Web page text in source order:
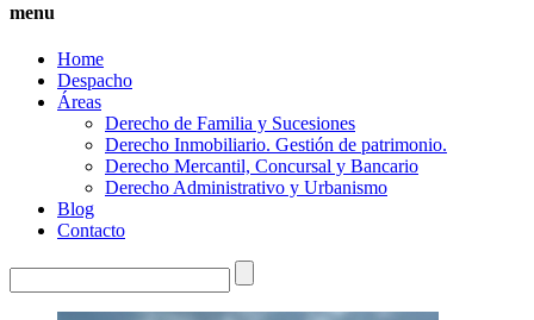
menu
Home
Despacho
Áreas
Derecho de Familia y Sucesiones
Derecho Inmobiliario. Gestión de patrimonio.
Derecho Mercantil, Concursal y Bancario
Derecho Administrativo y Urbanismo
Blog
Contacto